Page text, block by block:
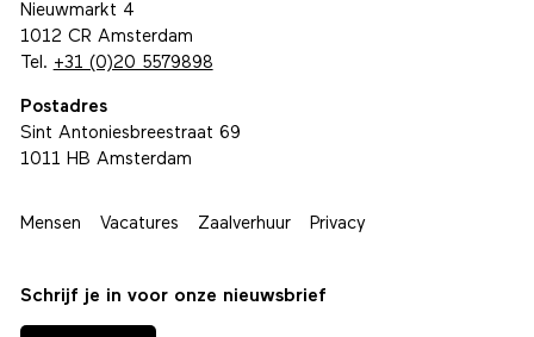
Nieuwmarkt 4
1012 CR Amsterdam
Tel. +31 (0)20 5579898
Postadres
Sint Antoniesbreestraat 69
1011 HB Amsterdam
Mensen Vacatures Zaalverhuur Privacy
Schrijf je in voor onze nieuwsbrief